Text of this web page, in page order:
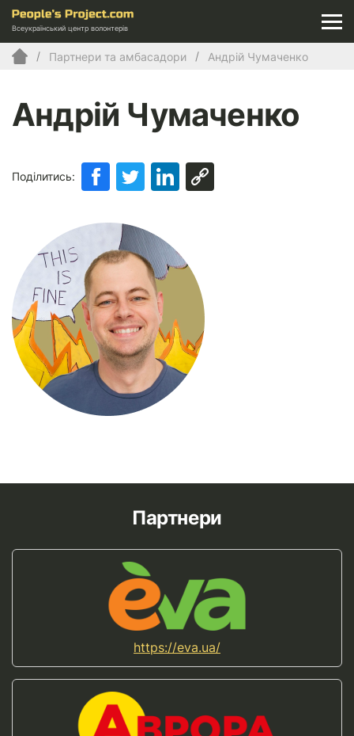
Всеукраїнський центр волонтерів
Партнери та амбасадори Андрій Чумаченко
Андрій Чумаченко
Поділитись:
Партнери
https://eva.ua/